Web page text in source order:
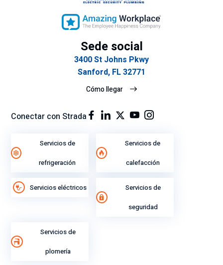
Sede social
3400 St Johns Pkwy
Sanford, FL 32771
Cómo llegar
Conectar con Strada
Servicios de
refrigeración
Servicios de
calefacción
Servicios eléctricos Servicios de
seguridad
Servicios de
plomería